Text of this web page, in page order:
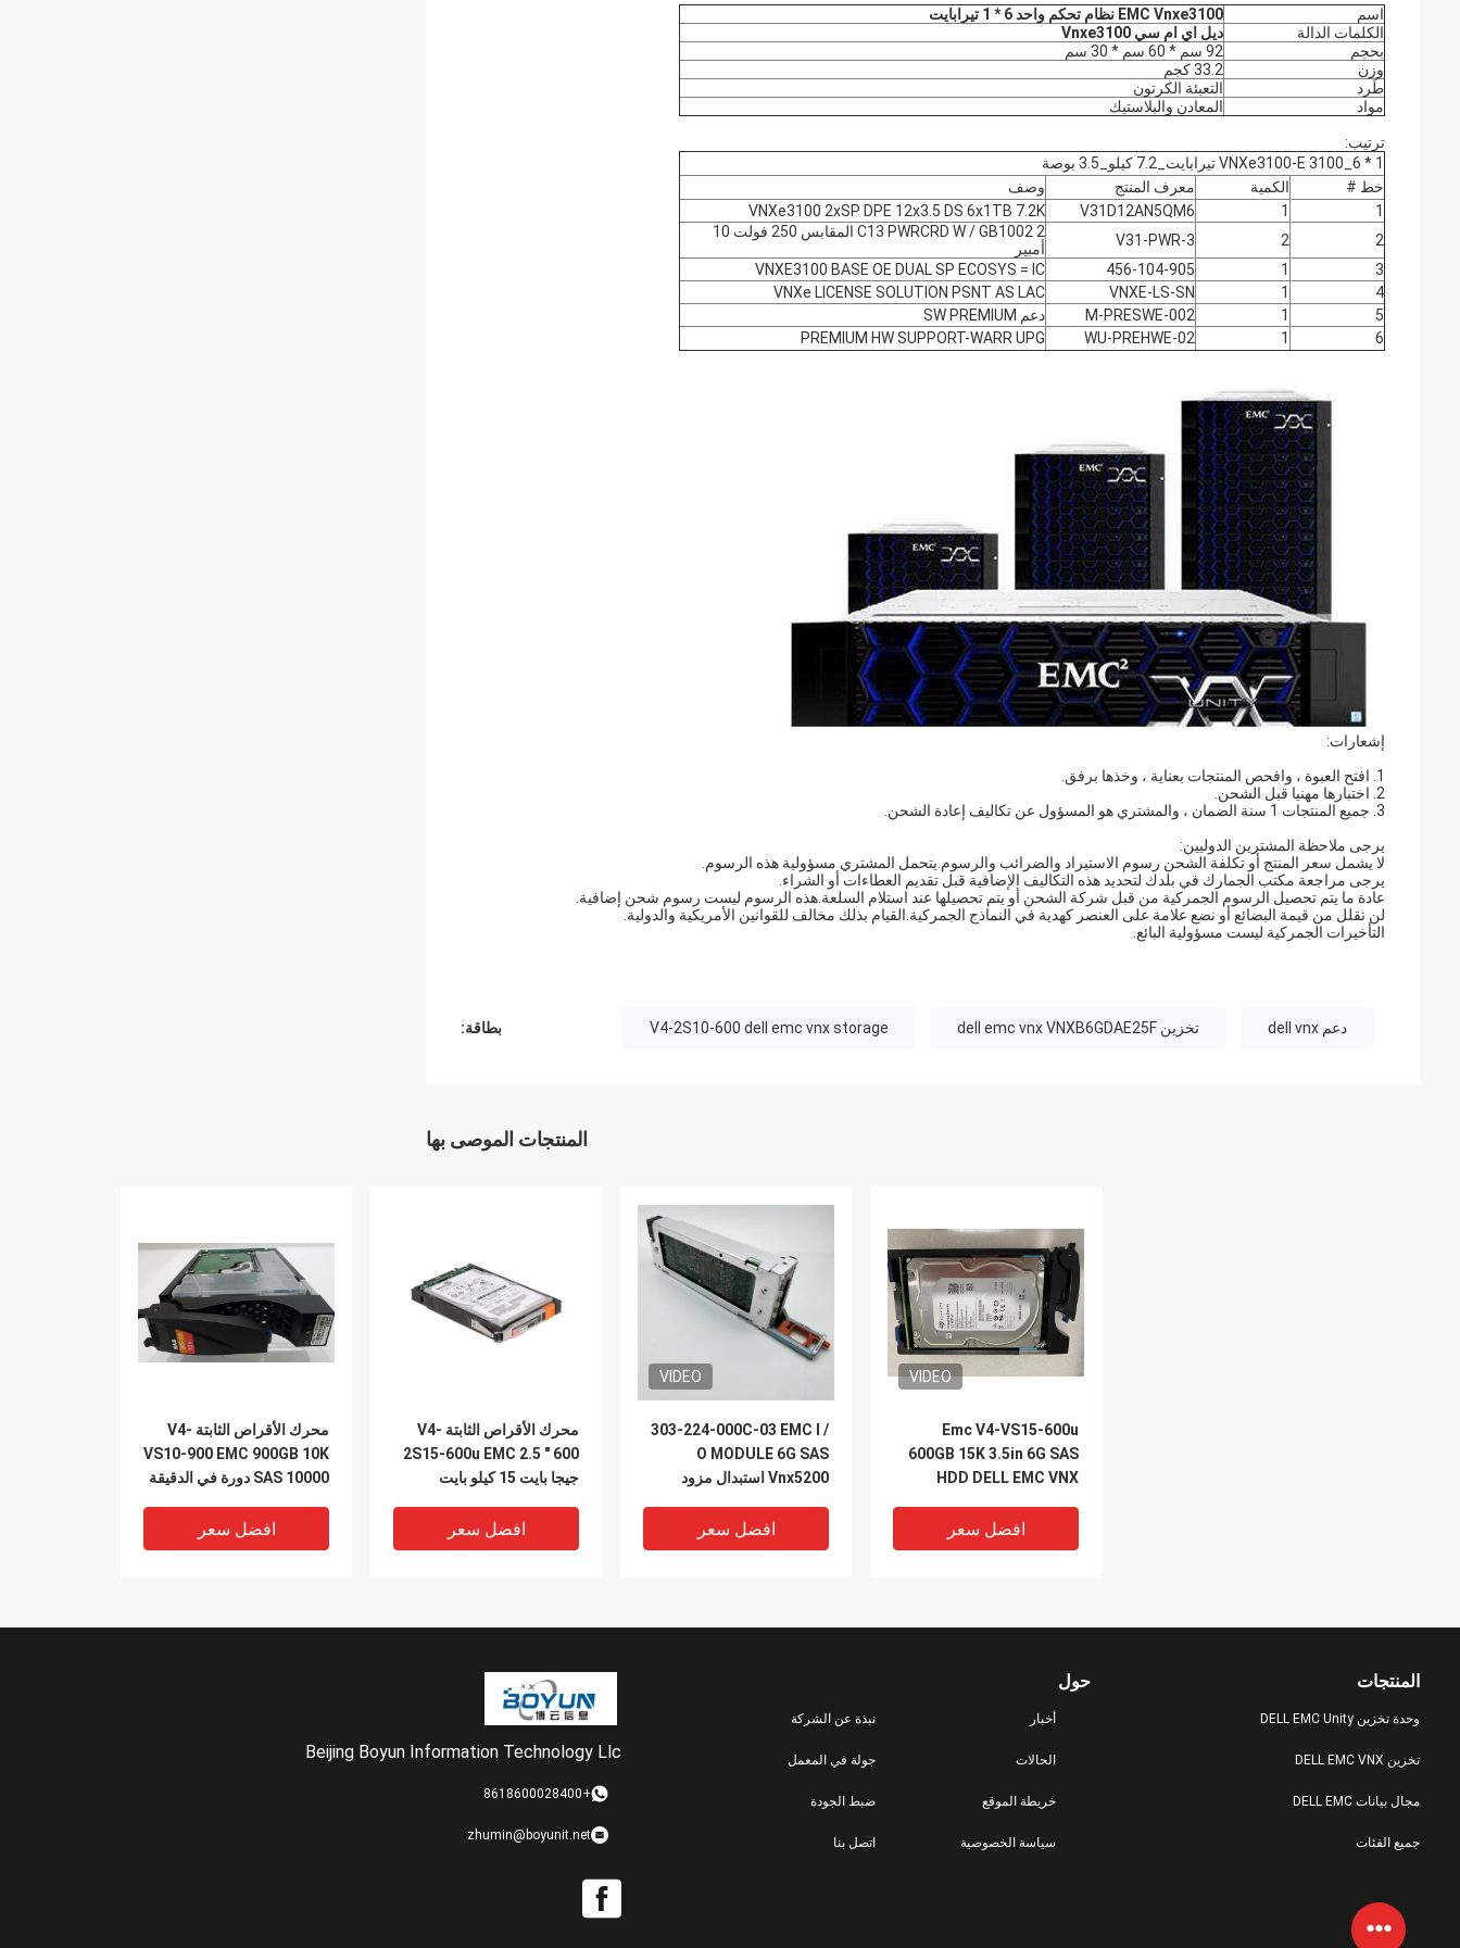
اسم
EMC Vnxe3100 نظام تحكم واحد 6 * 1 تيرابايت
الكلمات الدالة
ديل اي ام سي Vnxe3100
بحجم
92 سم * 60 سم * 30 سم
وزن
33.2 كجم
طَرد
التعبئة الكرتون
مواد
المعادن والبلاستيك
ترتيب:
VNXe3100-E 3100_6 * 1 تيرابايت_7.2 كيلو_3.5 بوصة
خط #
الكمية معرف المنتج
وصف
1
1
V31D12AN5QM6
VNXe3100 2xSP DPE 12x3.5 DS 6x1TB 7.2K
2
2
V31-PWR-3
2 C13 PWRCRD W / GB1002 المقابس 250 فولت 10
أمبير
3
1
456-104-905
VNXE3100 BASE OE DUAL SP ECOSYS = IC
4
1
VNXE-LS-SN
VNXe LICENSE SOLUTION PSNT AS LAC
5
1
M-PRESWE-002
دعم SW PREMIUM
6
1
WU-PREHWE-02
PREMIUM HW SUPPORT-WARR UPG
إشعارات:
1. افتح العبوة ، وافحص المنتجات بعناية ، وخذها برفق.
2. اختبارها مهنيا قبل الشحن.
3. جميع المنتجات 1 سنة الضمان ، والمشتري هو المسؤول عن تكاليف إعادة الشحن.
يرجى ملاحظة المشترين الدوليين:
لا يشمل سعر المنتج أو تكلفة الشحن رسوم الاستيراد والضرائب والرسوم.يتحمل المشتري مسؤولية هذه الرسوم.
يرجى مراجعة مكتب الجمارك في بلدك لتحديد هذه التكاليف الإضافية قبل تقديم العطاءات أو الشراء.
عادة ما يتم تحصيل الرسوم الجمركية من قبل شركة الشحن أو يتم تحصيلها عند استلام السلعة.هذه الرسوم ليست رسوم شحن إضافية.
لن نقلل من قيمة البضائع أو نضع علامة على العنصر كهدية في النماذج الجمركية.القيام بذلك مخالف للقوانين الأمريكية والدولية.
التأخيرات الجمركية ليست مسؤولية البائع.
بطاقة: دعم dell vnx تخزين dell emc vnx VNXB6GDAE25F V4-2S10-600 dell emc vnx storage
المنتجات الموصى بها
محرك الأقراص الثابتة V4-
VS10-900 EMC 900GB 10K
SAS 10000 دورة في الدقيقة
افضل سعر
محرك الأقراص الثابتة V4-
2S15-600u EMC 2.5 ″ 600
جيجا بايت 15 كيلو بايت
005050847افضل سعر
VIDEO
303-224-000C-03 EMC I /
O MODULE 6G SAS
Vnx5200 استبدال مزود
افضل سعر
VIDEO
Emc V4-VS15-600u
600GB 15K 3.5in 6G SAS
HDD DELL EMC VNX
افضل سعر
5400 DELL EMC VNX
Beijing Boyun Information Technology Llc
+8618600028400
zhumin@boyunit.net
حول
نبذة عن الشركة
جولة في المعمل
ضبط الجودة
اتصل بنا
أخبار
الحالات
خريطة الموقع
سياسة الخصوصية
المنتجات
وحدة تخزين DELL EMC Unity
تخزين DELL EMC VNX
مجال بيانات DELL EMC
جميع الفئات